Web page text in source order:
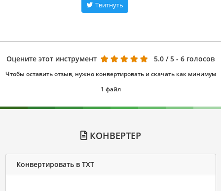
Твитнуть
Оцените этот инструмент 5.0 / 5 - 6 голосов
Чтобы оставить отзыв, нужно конвертировать и скачать как минимум
1 файл
КОНВЕРТЕР
Конвертировать в TXT